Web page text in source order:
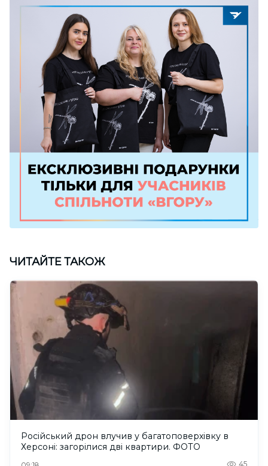
ЧИТАЙТЕ ТАКОЖ
Російський дрон влучив у багатоповерхівку в
Херсоні: загорілися дві квартири. ФОТО
45